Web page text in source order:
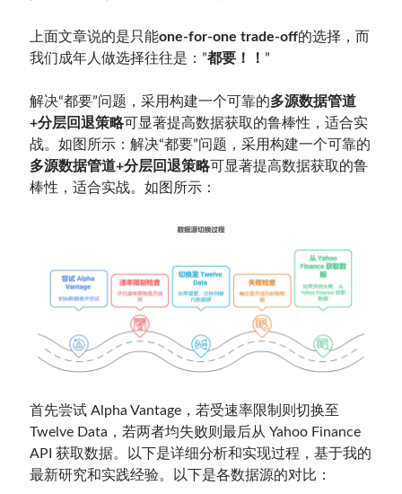
上面文章说的是只能one-for-one trade-off的选择，而
我们成年人做选择往往是：”都要！！ ”
解决“都要”问题，采用构建一个可靠的多源数据管道
+分层回退策略可显著提高数据获取的鲁棒性，适合实
战。如图所示：解决“都要”问题，采用构建一个可靠的
多源数据管道+分层回退策略可显著提高数据获取的鲁
棒性，适合实战。如图所示：
首先尝试 Alpha Vantage，若受速率限制则切换至
Twelve Data，若两者均失败则最后从 Yahoo Finance
API 获取数据。以下是详细分析和实现过程，基于我的
最新研究和实践经验。以下是各数据源的对比：